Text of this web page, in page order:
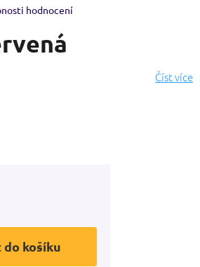
hodnocení
Číst více
košíku